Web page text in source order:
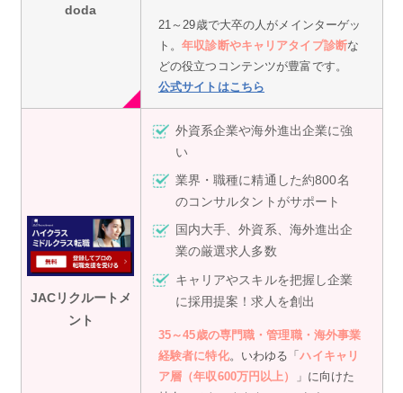
doda
21～29歳で大卒の人がメインターゲッ
ト。年収診断やキャリアタイプ診断な
どの役立つコンテンツが豊富です。
公式サイトはこちら
JACリクルートメ
ント
外資系企業や海外進出企業に強
い
業界・職種に精通した約800名
のコンサルタントがサポート
国内大手、外資系、海外進出企
業の厳選求人多数
キャリアやスキルを把握し企業
に採用提案！求人を創出
35～45歳の専門職・管理職・海外事業
経験者に特化。いわゆる「ハイキャリ
ア層（年収600万円以上）
」に向けた